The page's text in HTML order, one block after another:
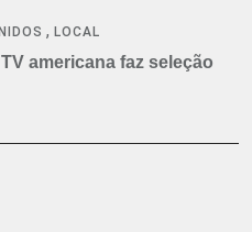
,LOCAL
americana faz seleção